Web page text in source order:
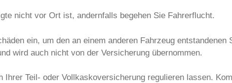
nicht vor Ort ist, andernfalls begehen Sie Fahrerflucht.
ein, um den an einem anderen Fahrzeug entstandenen
wird auch nicht von der Versicherung übernommen.
Teil- oder Vollkaskoversicherung regulieren lassen.